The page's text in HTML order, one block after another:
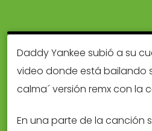
Daddy Yankee subió a su
video donde está bailando
calma´ versión remx con la
En una parte de la canción